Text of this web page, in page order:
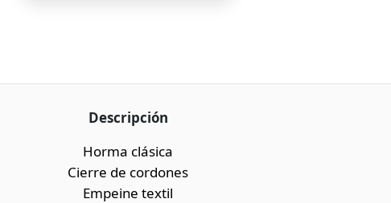
Descripción
Horma clásica
Cierre de cordones
Empeine textil